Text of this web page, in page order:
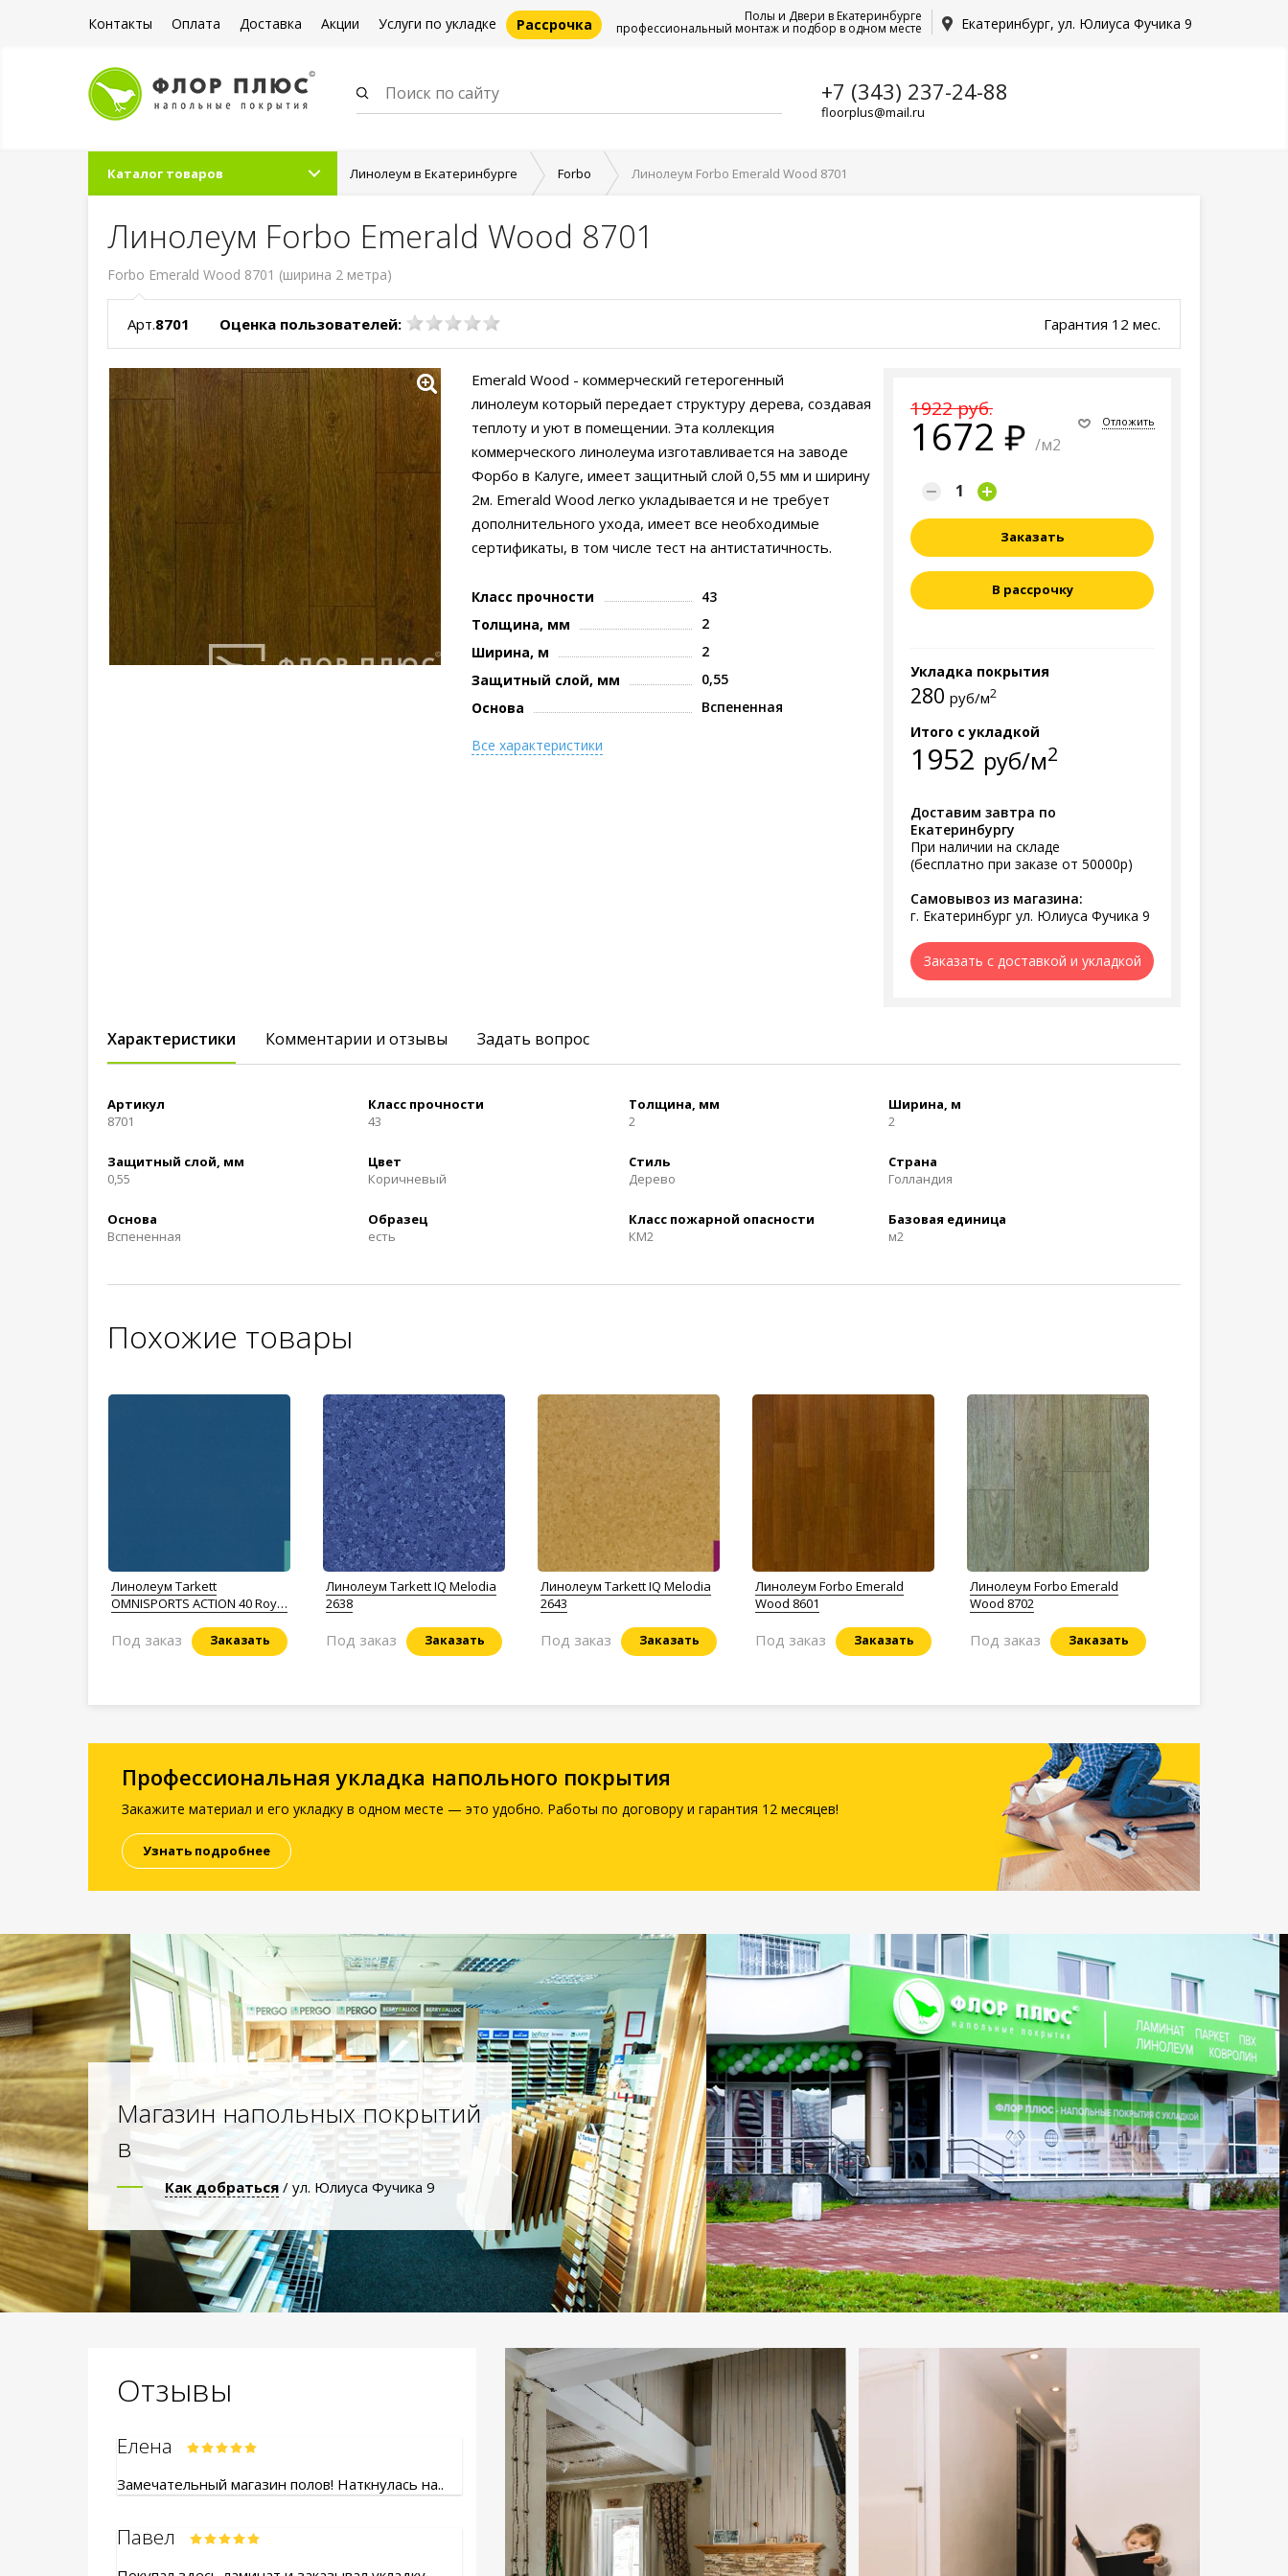
Контакты Оплата Доставка Акции Услуги по укладке Рассрочка Екатеринбург, ул. Юлиуса Фучика 9
Полы и Двери в Екатеринбурге
профессиональный монтаж и подбор в одном месте
+7 (343) 237-24-88
floorplus@mail.ru
Каталог товаров Линолеум в Екатеринбурге Forbo Линолеум Forbo Emerald Wood 8701
Линолеум Forbo Emerald Wood 8701
Forbo Emerald Wood 8701 (ширина 2 метра)
Арт.8701 Оценка пользователей: Гарантия 12 мес.
1922 руб.
1672 /м2
Отложить
Заказать
В рассрочку
Укладка покрытия
280 руб/м2
Итого с укладкой
1952 руб/м2
Доставим завтра по
Екатеринбургу
При наличии на складе
(бесплатно при заказе от 50000р)
Самовывоз из магазина:
г. Екатеринбург ул. Юлиуса Фучика 9
Заказать с доставкой и укладкой
Emerald Wood - коммерческий гетерогенный
линолеум который передает структуру дерева, создавая
теплоту и уют в помещении. Эта коллекция
коммерческого линолеума изготавливается на заводе
Форбо в Калуге, имеет защитный слой 0,55 мм и ширину
2м. Emerald Wood легко укладывается и не требует
дополнительного ухода, имеет все необходимые
сертификаты, в том числе тест на антистатичность.
Класс прочности
43
Толщина, мм
2
Ширина, м
2
Защитный слой, мм
0,55
Основа
Вспененная
Все характеристики
Характеристики Комментарии и отзывы Задать вопрос
Артикул
8701
Класс прочности
43
Толщина, мм
2
Ширина, м
2
Защитный слой, мм
0,55
Цвет
Коричневый
Стиль
Дерево
Страна
Голландия
Основа
Вспененная
Образец
есть
Класс пожарной опасности
КМ2
Базовая единица
м2
Похожие товары
Линолеум Tarkett
OMNISPORTS ACTION 40 Royal
Заказать
Под заказ
Линолеум Tarkett IQ Melodia
2638
Заказать
Под заказ
Линолеум Tarkett IQ Melodia
2643
Заказать
Под заказ
Линолеум Forbo Emerald
Wood 8601
Заказать
Под заказ
Линолеум Forbo Emerald
Wood 8702
Заказать
Под заказ
Профессиональная укладка напольного покрытия
Закажите материал и его укладку в одном месте — это удобно. Работы по договору и гарантия 12 месяцев!
Узнать подробнее
Магазин напольных покрытий
в
Как добраться / ул. Юлиуса Фучика 9
Отзывы
Елена
Замечательный магазин полов! Наткнулась на..
Павел